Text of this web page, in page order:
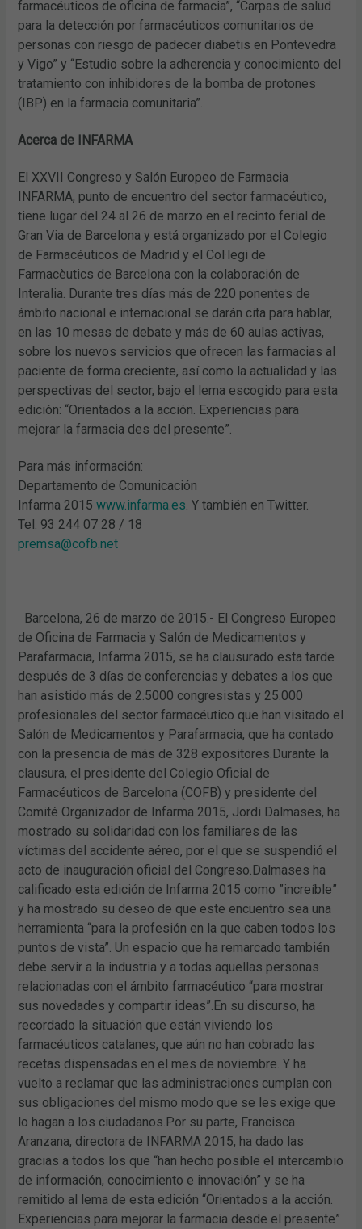
farmacéuticos de oficina de farmacia”, “Carpas de salud
para la detección por farmacéuticos comunitarios de
personas con riesgo de padecer diabetis en Pontevedra
y Vigo” y “Estudio sobre la adherencia y conocimiento del
tratamiento con inhibidores de la bomba de protones
(IBP) en la farmacia comunitaria”.
Acerca de INFARMA
El XXVII Congreso y Salón Europeo de Farmacia
INFARMA, punto de encuentro del sector farmacéutico,
tiene lugar del 24 al 26 de marzo en el recinto ferial de
Gran Via de Barcelona y está organizado por el Colegio
de Farmacéuticos de Madrid y el Col·legi de
Farmacèutics de Barcelona con la colaboración de
Interalia. Durante tres días más de 220 ponentes de
ámbito nacional e internacional se darán cita para hablar,
en las 10 mesas de debate y más de 60 aulas activas,
sobre los nuevos servicios que ofrecen las farmacias al
paciente de forma creciente, así como la actualidad y las
perspectivas del sector, bajo el lema escogido para esta
edición: “Orientados a la acción. Experiencias para
mejorar la farmacia des del presente”.
Para más información:
Departamento de Comunicación
Infarma 2015www.infarma.es. Y también en Twitter.
Tel. 93 244 07 28 / 18
premsa@cofb.net
Barcelona, 26 de marzo de 2015.- El Congreso Europeo
de Oficina de Farmacia y Salón de Medicamentos y
Parafarmacia, Infarma 2015, se ha clausurado esta tarde
después de 3 días de conferencias y debates a los que
han asistido más de 2.5000 congresistas y 25.000
profesionales del sector farmacéutico que han visitado el
Salón de Medicamentos y Parafarmacia, que ha contado
con la presencia de más de 328 expositores.Durante la
clausura, el presidente del Colegio Oficial de
Farmacéuticos de Barcelona (COFB) y presidente del
Comité Organizador de Infarma 2015, Jordi Dalmases, ha
mostrado su solidaridad con los familiares de las
víctimas del accidente aéreo, por el que se suspendió el
acto de inauguración oficial del Congreso.Dalmases ha
calificado esta edición de Infarma 2015 como ”increíble”
y ha mostrado su deseo de que este encuentro sea una
herramienta “para la profesión en la que caben todos los
puntos de vista”. Un espacio que ha remarcado también
debe servir a la industria y a todas aquellas personas
relacionadas con el ámbito farmacéutico “para mostrar
sus novedades y compartir ideas”.En su discurso, ha
recordado la situación que están viviendo los
farmacéuticos catalanes, que aún no han cobrado las
recetas dispensadas en el mes de noviembre. Y ha
vuelto a reclamar que las administraciones cumplan con
sus obligaciones del mismo modo que se les exige que
lo hagan a los ciudadanos.Por su parte, Francisca
Aranzana, directora de INFARMA 2015, ha dado las
gracias a todos los que “han hecho posible el intercambio
de información, conocimiento e innovación” y se ha
remitido al lema de esta edición “Orientados a la acción.
Experiencias para mejorar la farmacia desde el presente”